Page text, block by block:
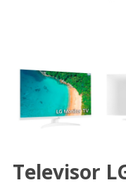
Televisor